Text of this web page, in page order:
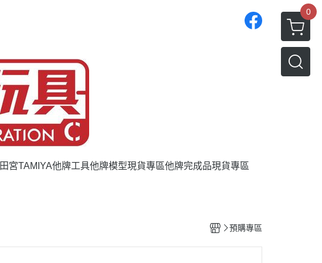
0
田宮TAMIYA他牌工具他牌模型現貨專區他牌完成品現貨專區
預購專區